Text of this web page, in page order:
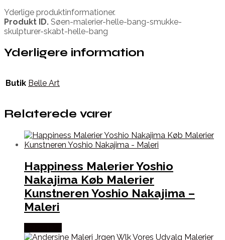
Yderlige produktinformationer.
Produkt ID. Søen-malerier-helle-bang-smukke-
skulpturer-skabt-helle-bang
Yderligere information
Butik Belle Art
Relaterede varer
Happiness Malerier Yoshio
Nakajima Køb Malerier
Kunstneren Yoshio Nakajima –
Maleri